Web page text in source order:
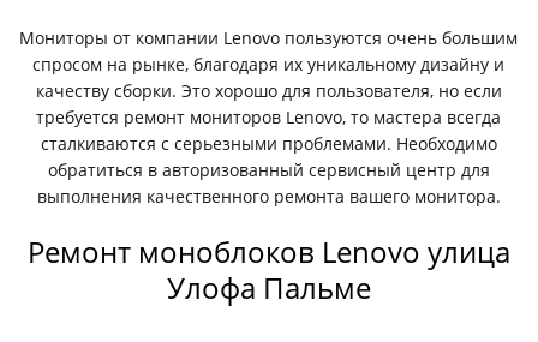
Мониторы от компании Lenovo пользуются очень большим
спросом на рынке, благодаря их уникальному дизайну и
качеству сборки. Это хорошо для пользователя, но если
требуется ремонт мониторов Lenovo, то мастера всегда
сталкиваются с серьезными проблемами. Необходимо
обратиться в авторизованный сервисный центр для
выполнения качественного ремонта вашего монитора.
Ремонт моноблоков Lenovo улица
Улофа Пальме